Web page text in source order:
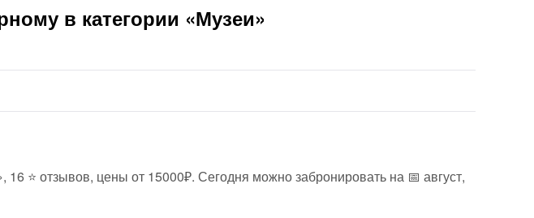
в категории «Музеи»
⭐ отзывов, цены от 15000₽. Сегодня можно забронировать на 📅 август,